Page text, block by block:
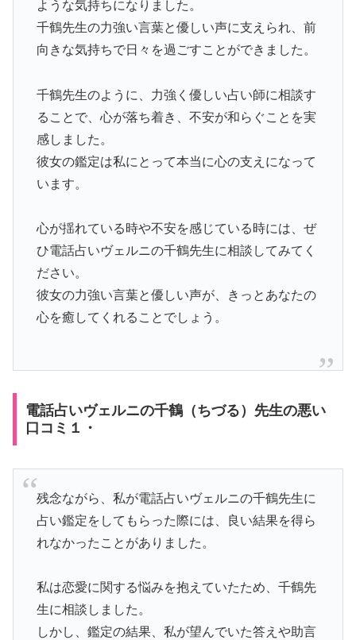
ような気持ちになりました。
千鶴先生の力強い言葉と優しい声に支えられ、前
向きな気持ちで日々を過ごすことができました。
千鶴先生のように、力強く優しい占い師に相談す
ることで、心が落ち着き、不安が和らぐことを実
感しました。
彼女の鑑定は私にとって本当に心の支えになって
います。
心が揺れている時や不安を感じている時には、ぜ
ひ電話占いヴェルニの千鶴先生に相談してみてく
ださい。
彼女の力強い言葉と優しい声が、きっとあなたの
心を癒してくれることでしょう。
電話占いヴェルニの千鶴（ちづる）先生の悪い
口コミ１・
残念ながら、私が電話占いヴェルニの千鶴先生に
占い鑑定をしてもらった際には、良い結果を得ら
れなかったことがありました。
私は恋愛に関する悩みを抱えていたため、千鶴先
生に相談しました。
しかし、鑑定の結果、私が望んでいた答えや助言